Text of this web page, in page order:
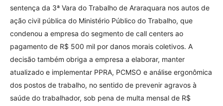
sentença da 3ª Vara do Trabalho de Araraquara nos autos de
ação civil pública do Ministério Público do Trabalho, que
condenou a empresa do segmento de call centers ao
pagamento de R$ 500 mil por danos morais coletivos. A
decisão também obriga a empresa a elaborar, manter
atualizado e implementar PPRA, PCMSO e análise ergonômica
dos postos de trabalho, no sentido de prevenir agravos à
saúde do trabalhador, sob pena de multa mensal de R$